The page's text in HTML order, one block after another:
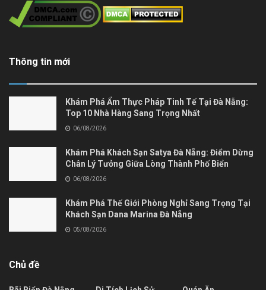
Thông tin mới
Khám Phá Ẩm Thực Pháp Tinh Tế Tại Đà Nẵng:
Top 10 Nhà Hàng Sang Trọng Nhất
06/08/2026
Khám Phá Khách Sạn Satya Đà Nẵng: Điểm Dừng
Chân Lý Tưởng Giữa Lòng Thành Phố Biển
06/08/2026
Khám Phá Thế Giới Phòng Nghỉ Sang Trọng Tại
Khách Sạn Dana Marina Đà Nẵng
05/08/2026
Chủ đề